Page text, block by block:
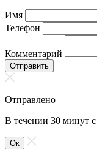
Имя
Телефон
Комментарий
Отправить
Отправлено
В течении 30 минут
Ок